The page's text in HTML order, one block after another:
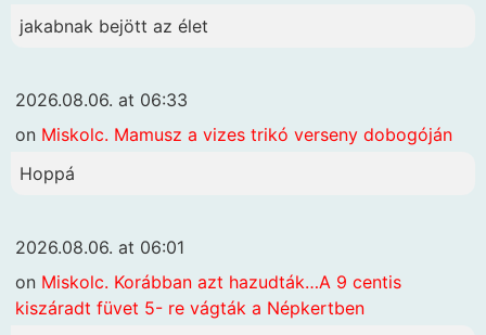
jakabnak bejött az élet
2026.08.06. at 06:33
on Miskolc. Mamusz a vizes trikó verseny dobogóján
Hoppá
2026.08.06. at 06:01
on Miskolc. Korábban azt hazudták…A 9 centis
kiszáradt füvet 5- re vágták a Népkertben